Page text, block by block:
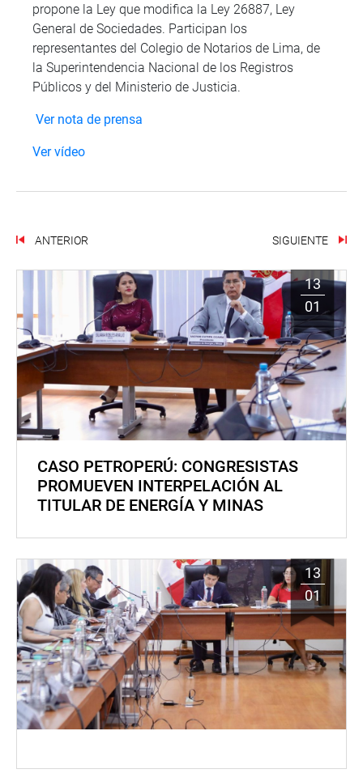
propone la Ley que modifica la Ley 26887, Ley
General de Sociedades. Participan los
representantes del Colegio de Notarios de Lima, de
la Superintendencia Nacional de los Registros
Públicos y del Ministerio de Justicia.
Ver nota de prensa
Ver vídeo
ANTERIOR SIGUIENTE
13
01
CASO PETROPERÚ: CONGRESISTAS
PROMUEVEN INTERPELACIÓN AL
TITULAR DE ENERGÍA Y MINAS
13
01